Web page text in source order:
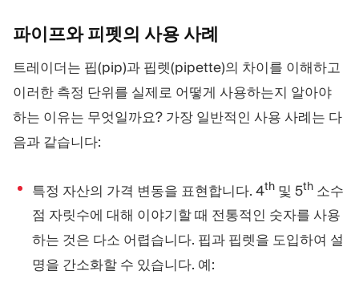
파이프와 피펫의 사용사례
트레이더는 핍(pip)과 핍렛(pipette)의 차이를 이해하고
이러한 측정 단위를 실제로 어떻게 사용하는지 알아야
하는 이유는 무엇일까요? 가장 일반적인 사용 사례는 다
음과 같습니다:
특정 자산의 가격 변동을 표현합니다. 4th 및 5th 소수
점 자릿수에 대해 이야기할 때 전통적인 숫자를 사용
하는 것은 다소 어렵습니다. 핍과 핍렛을 도입하여 설
명을 간소화할 수 있습니다. 예: